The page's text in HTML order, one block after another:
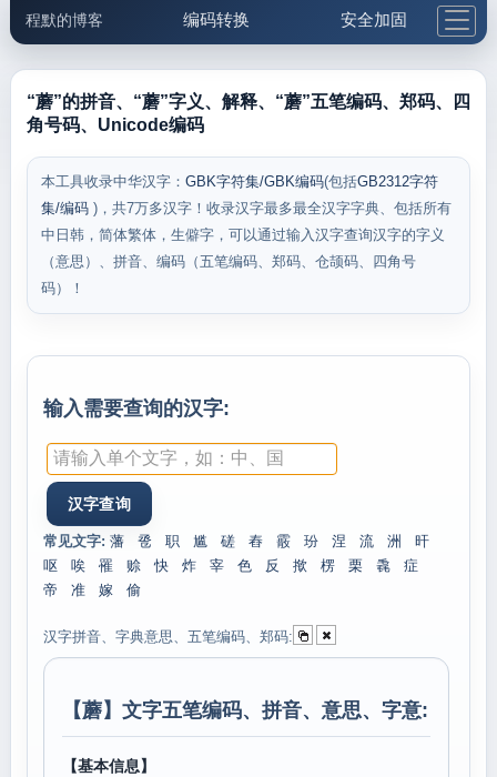
程默的博客 编码转换 安全加固
邮件工具 生活便民 更多工具
“蘑”的拼音、“蘑”字义、解释、“蘑”五笔编码、郑码、四
角号码、Unicode编码
本工具收录中华汉字： GBK字符集/GBK编码(包括GB2312字符
集/编码 )，共7万多汉字！收录汉字最多最全汉字字典、包括所有
中日韩，简体繁体，生僻字，可以通过输入汉字查询汉字的字义
（意思）、拼音、编码（五笔编码、郑码、仓颉码、四角号
码）！
输入需要查询的汉字:
常见文字: 藩 卺 职 尴 磋 舂 霰 玢 涅 流 洲
旰
呕
唉 罹 赊 快 炸 宰 色 反 揿 楞 栗 毳
症
帝
准 嫁 偷
汉字拼音、字典意思、五笔编码、郑码:
【蘑】文字五笔编码、拼音、意思、字意:
【基本信息】